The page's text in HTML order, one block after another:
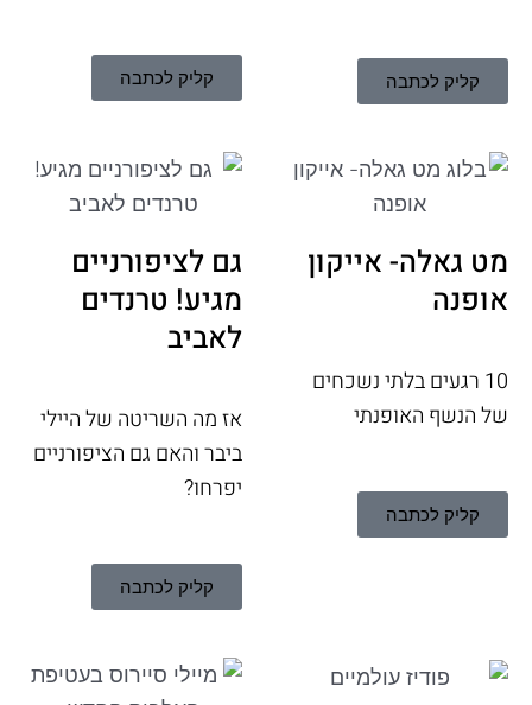
קליק לכתבה קליק לכתבה
מט גאלה- אייקון
אופנה
10 רגעים בלתי נשכחים
של הנשף האופנתי
קליק לכתבה
גם לציפורניים
מגיע! טרנדים
לאביב
אז מה השריטה של היילי
ביבר והאם גם הציפורניים
יפרחו?
קליק לכתבה